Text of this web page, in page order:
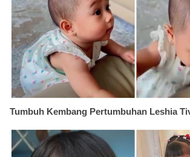
Tumbuh Kembang Pertumbuhan Leshia